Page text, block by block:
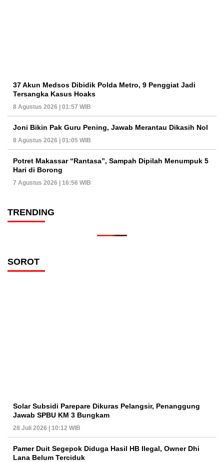
37 Akun Medsos Dibidik Polda Metro, 9 Penggiat Jadi
Tersangka Kasus Hoaks
8 Agustus 2026 | 01:57 WIB
Joni Bikin Pak Guru Pening, Jawab Merantau Dikasih Nol
8 Agustus 2026 | 01:05 WIB
Potret Makassar “Rantasa”, Sampah Dipilah Menumpuk 5
Hari di Borong
7 Agustus 2026 | 16:56 WIB
TRENDING
SOROT
Solar Subsidi Parepare Dikuras Pelangsir, Penanggung
Jawab SPBU KM 3 Bungkam
28 Juli 2026 | 10:12 WIB
Pamer Duit Segepok Diduga Hasil HB Ilegal, Owner Dhi
Lana Belum Terciduk